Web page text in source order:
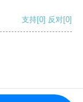
支持[0] 反对[0]